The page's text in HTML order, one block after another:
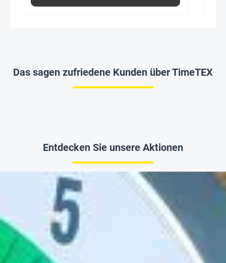
Das sagen zufriedene Kunden über TimeTEX
Entdecken Sie unsere Aktionen